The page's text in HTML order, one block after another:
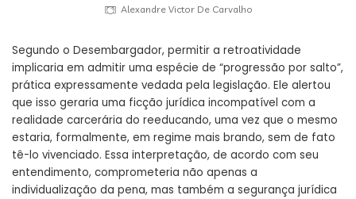
Alexandre Victor De Carvalho
Segundo o Desembargador, permitir a retroatividade
implicaria em admitir uma espécie de “progressão por salto”,
prática expressamente vedada pela legislação. Ele alertou
que isso geraria uma ficção jurídica incompatível com a
realidade carcerária do reeducando, uma vez que o mesmo
estaria, formalmente, em regime mais brando, sem de fato
tê-lo vivenciado. Essa interpretação, de acordo com seu
entendimento, comprometeria não apenas a
individualização da pena, mas também a segurança jurídica